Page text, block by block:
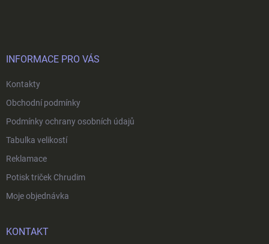
INFORMACE PRO VÁS
Kontakty
Obchodní podmínky
Podmínky ochrany osobních údajů
Tabulka velikostí
Reklamace
Potisk triček Chrudim
Moje objednávka
KONTAKT